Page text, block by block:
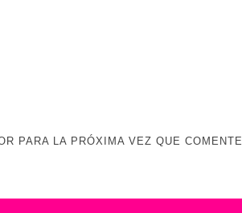
PARA LA PRÓXIMA VEZ QUE COMENTE.